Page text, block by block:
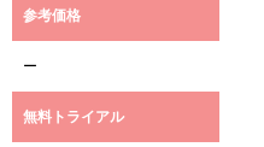
参考価格
ー
無料トライアル